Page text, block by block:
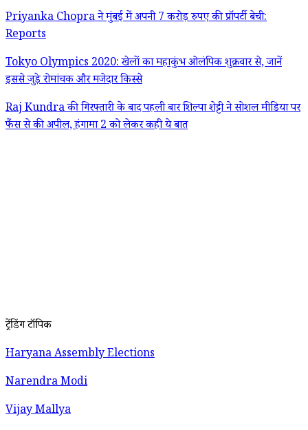
Priyanka Chopra ने मुंबई में अपनी 7 करोड़ रुपए की प्रॉपर्टी बेची:
Reports
Tokyo Olympics 2020: खेलों का महाकुंभ ओलंपिक शुक्रवार से, जानें
इससे जुड़े रोमांचक और मजेदार किस्से
Raj Kundra की गिरफ्तारी के बाद पहली बार शिल्पा शेट्टी ने सोशल मीडिया पर
फैंस से की अपील, हंगामा 2 को लेकर कही ये बात
ट्रेंडिंग टॉपिक
Haryana Assembly Elections
Narendra Modi
Vijay Mallya